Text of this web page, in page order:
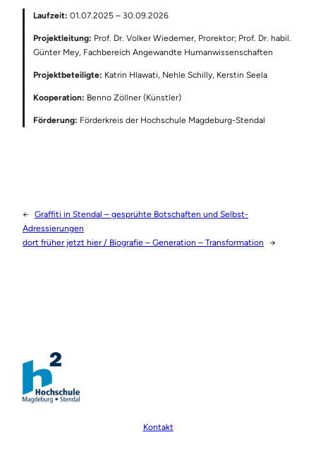
Laufzeit: 01.07.2025 – 30.09.2026
Projektleitung: Prof. Dr. Volker Wiedemer, Prorektor; Prof. Dr. habil.
Günter Mey, Fachbereich Angewandte Humanwissenschaften
Projektbeteiligte: Katrin Hlawati, Nehle Schilly, Kerstin Seela
Kooperation: Benno Zöllner (Künstler)
Förderung: Förderkreis der Hochschule Magdeburg-Stendal
←
Graffiti in Stendal – gesprühte Botschaften und Selbst-
Adressierungen
dort früher jetzt hier / Biografie – Generation – Transformation
→
Kontakt